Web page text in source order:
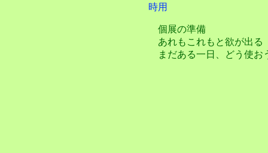
時用
個展の準備
あれもこれもと欲が出る
まだある一日、どう使お